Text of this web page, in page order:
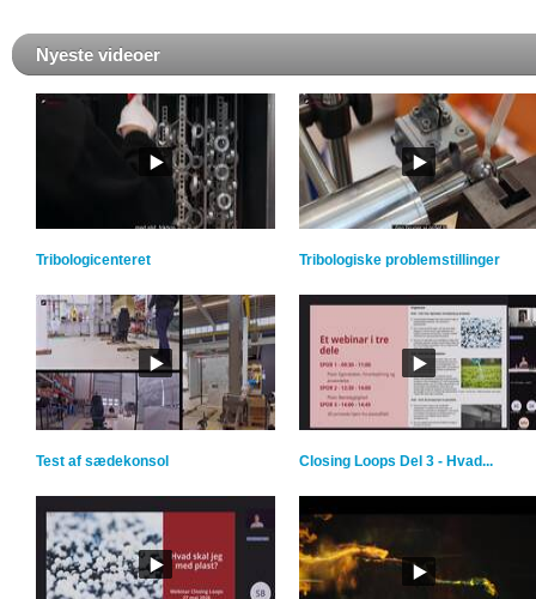
Nyeste videoer
Tribologicenteret Tribologiske problemstillinger
Test af sædekonsol Closing Loops Del 3 - Hvad...